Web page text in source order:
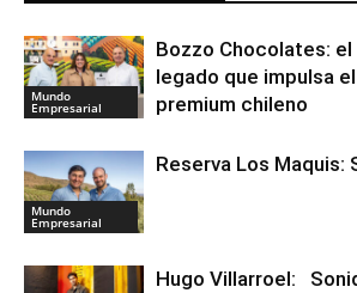
Mundo
Empresarial
Bozzo Chocolates:
legado que impulsa
premium chileno
Mundo
Empresarial
Reserva Los Maquis:
Hugo Villarroel: